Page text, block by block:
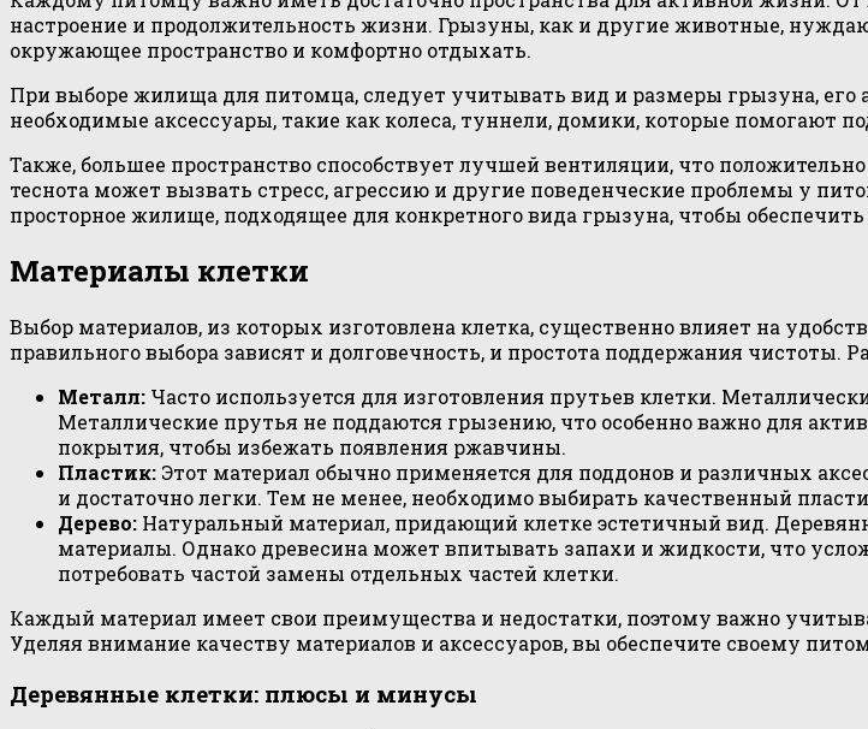
настроение и продолжительность жизни. Грызуны, как и другие животные,
окружающее пространство и комфортно отдыхать.
При выборе жилища для питомца, следует учитывать вид и размеры грызуна, его
необходимые аксессуары, такие как колеса, туннели, домики, которые помогают
Также, большее пространство способствует лучшей вентиляции, что
теснота может вызвать стресс, агрессию и другие поведенческие проблемы у
просторное жилище, подходящее для конкретного вида грызуна, чтобы
Материалы клетки
Выбор материалов, из которых изготовлена клетка, существенно влияет на
правильного выбора зависят и долговечность, и простота поддержания чистоты.
Металл: Часто используется для изготовления прутьев клетки.
Металлические прутья не поддаются грызению, что особенно важно для
покрытия, чтобы избежать появления ржавчины.
Пластик: Этот материал обычно применяется для поддонов и различных
и достаточно легки. Тем не менее, необходимо выбирать качественный
Дерево: Натуральный материал, придающий клетке эстетичный вид.
материалы. Однако древесина может впитывать запахи и жидкости, что
потребовать частой замены отдельных частей клетки.
Каждый материал имеет свои преимущества и недостатки, поэтому важно
Уделяя внимание качеству материалов и аксессуаров, вы обеспечите своему
Деревянные клетки: плюсы и минусы